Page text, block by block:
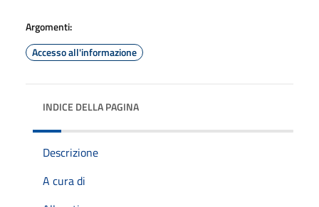
Argomenti:
Accesso all'informazione
INDICE DELLA PAGINA
Descrizione
A cura di